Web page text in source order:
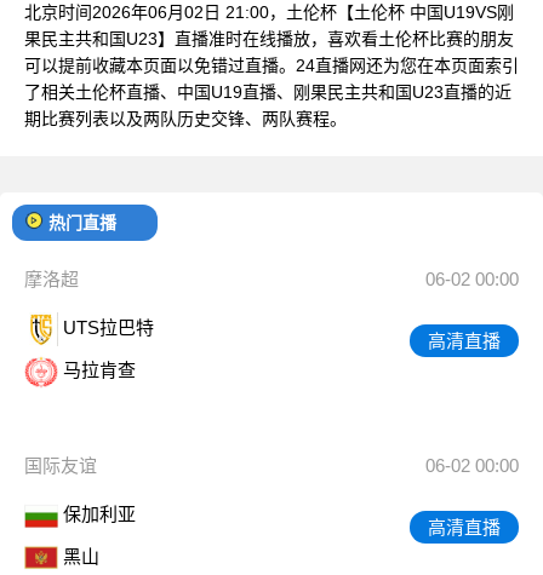
北京时间2026年06月02日 21:00，土伦杯【土伦杯 中国U19VS刚
果民主共和国U23】直播准时在线播放，喜欢看土伦杯比赛的朋友
可以提前收藏本页面以免错过直播。24直播网还为您在本页面索引
了相关土伦杯直播、中国U19直播、刚果民主共和国U23直播的近
期比赛列表以及两队历史交锋、两队赛程。
热门直播
摩洛超 06-02 00:00
UTS拉巴特
马拉肯查
高清直播
国际友谊 06-02 00:00
保加利亚
黑山
高清直播